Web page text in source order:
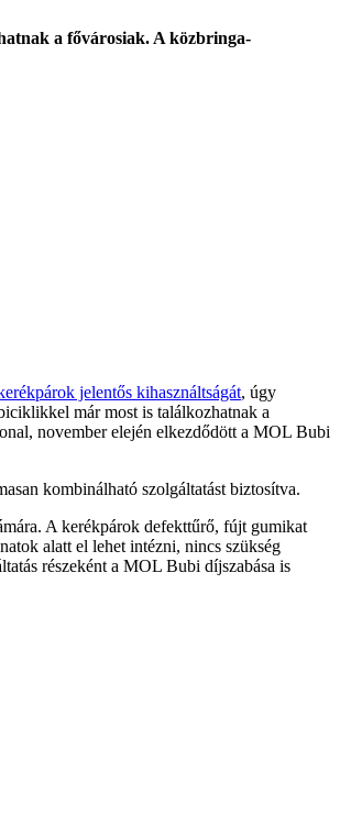
a fővárosiak. A közbringa-
jelentős kihasználtságát, úgy
már most is találkozhatnak a
november elején elkezdődött a MOL Bubi
kombinálható szolgáltatást biztosítva.
A kerékpárok defekttűrő, fújt gumikat
alatt el lehet intézni, nincs szükség
részeként a MOL Bubi díjszabása is